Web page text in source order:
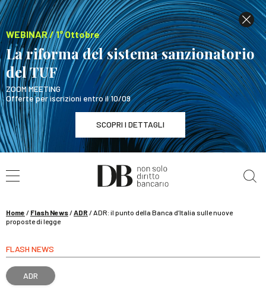
WEBINAR / 1° Ottobre
La riforma del sistema sanzionatorio
del TUF
ZOOM MEETING
Offerte per iscrizioni entro il 10/09
SCOPRI I DETTAGLI
WEBINAR / 1° Ottobre
La riforma del sistema sanzionatorio del TUF
Home / Flash News/ADR /ADR: il punto della Banca d’Italia sulle nuove
proposte di legge
FLASH NEWS
ADR